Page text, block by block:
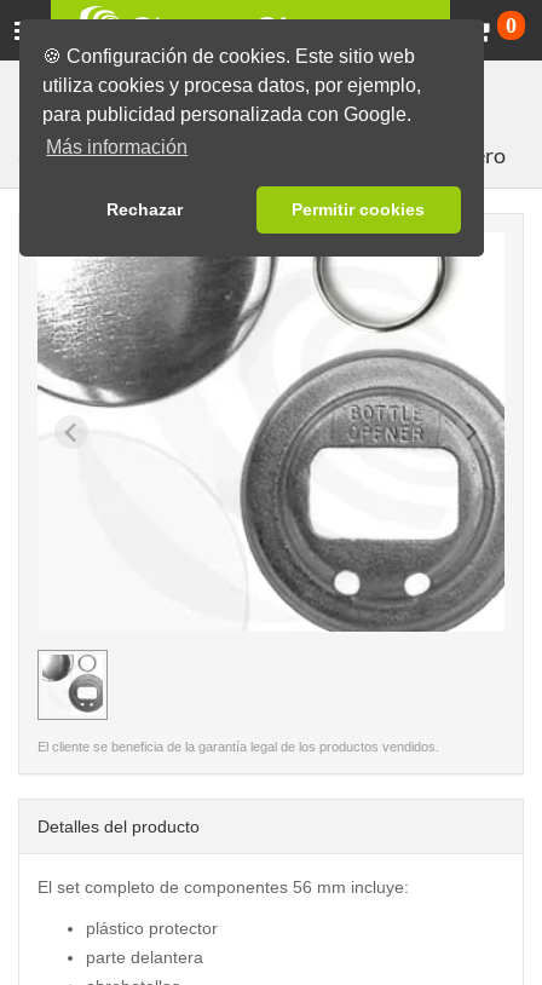
🍪 Configuración de cookies. Este sitio web
utiliza cookies y procesa datos, por ejemplo,
para publicidad personalizada con Google.
Más información
Rechazar Permitir cookies
0
Máquinas y Componentes
Consumibles para la
producción de chapas
Componentes
Componentes
56mm
con abrebotellas, llavero
< /picture>
El cliente se beneficia de la garantía legal de los productos vendidos.
Detalles del producto
El set completo de componentes 56 mm incluye:
plástico protector
parte delantera